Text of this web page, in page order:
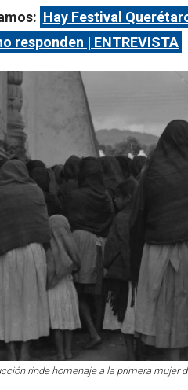
Hay Festival
responden | ENTREVISTA
rinde homenaje a la primera mujer